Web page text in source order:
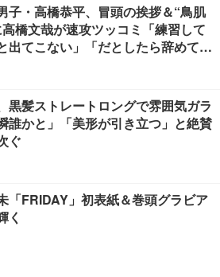
子・高橋恭平、冒頭の挨拶＆“鳥肌
橋文哉が速攻ツッコミ「練習して
出てこない」「だとしたら辞めてく
黒髪ストレートロングで雰囲気ガラ
誰かと」「美形が引き立つ」と絶賛
ぐ
「FRIDAY」初表紙＆巻頭グラビア
く